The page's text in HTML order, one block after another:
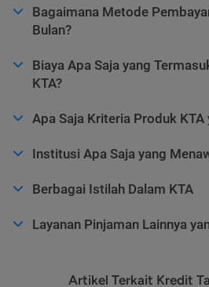
Bagaimana Metode
Bulan?
Biaya Apa Saja yang
KTA?
Apa Saja Kriteria Produk KTA
Institusi Apa Saja yang
Berbagai Istilah Dalam KTA
Layanan Pinjaman Lainnya
Artikel Terkait Kredit